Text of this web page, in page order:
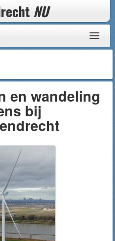
NU
en wandeling
bij